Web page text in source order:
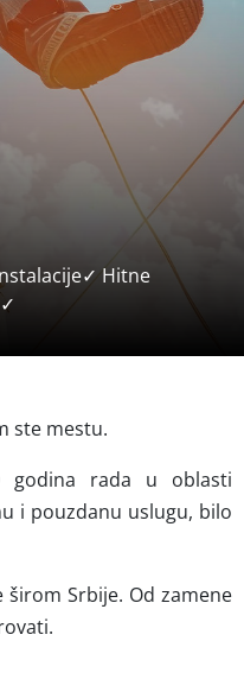
Hitne
ste mestu.
rada u oblasti
i pouzdanu uslugu, bilo
Srbije. Od zamene